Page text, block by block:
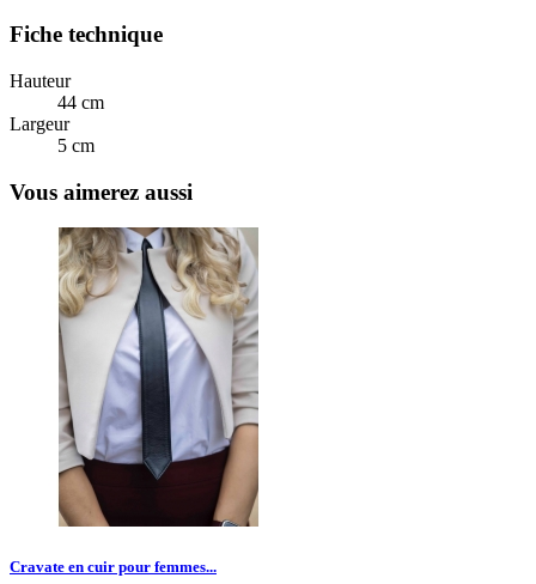
Fiche technique
Hauteur
44 cm
Largeur
5 cm
Vous aimerez aussi
Cravate en cuir pour femmes...